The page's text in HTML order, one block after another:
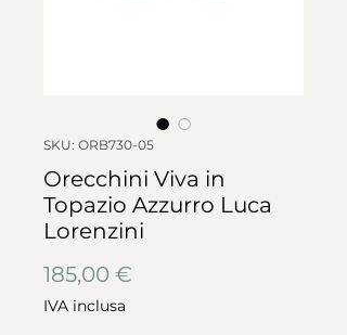
SKU: ORB730-05
Orecchini Viva in
Topazio Azzurro Luca
Lorenzini
185,00 €
IVA inclusa